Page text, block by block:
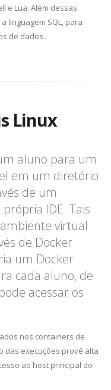
e Lua. Além dessas
linguagem SQL, para
de dados.
Linux
aluno para um
em um diretório
de um
IDE. Tais
virtual
de Docker
um Docker
cada aluno, de
acessar os
nos containers de
das execuções provê alta
ao host principal do